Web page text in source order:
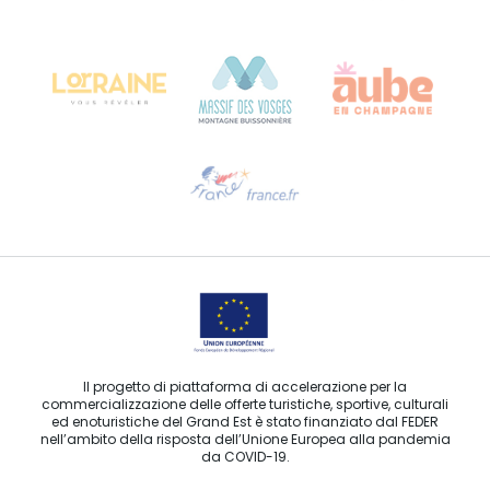
Contattaci per e-mail
Il progetto di piattaforma di accelerazione per la
commercializzazione delle offerte turistiche, sportive, culturali
ed enoturistiche del Grand Est è stato finanziato dal FEDER
nell’ambito della risposta dell’Unione Europea alla pandemia
da COVID-19.